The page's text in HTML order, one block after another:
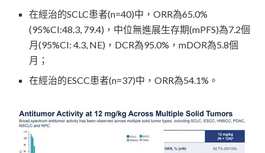
在經治的SCLC患者(n=40)中，ORR為65.0%
(95%CI:48.3, 79.4)，中位無進展生存期(mPFS)為7.2個
月(95%CI: 4.3, NE)，DCR為95.0%，mDOR為5.8個
月；
在經治的ESCC患者(n=37)中，ORR為54.1%。